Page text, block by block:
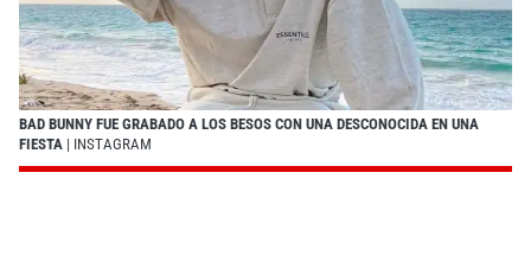
BAD BUNNY FUE GRABADO A LOS BESOS CON UNA DESCONOCIDA EN UNA
FIESTA | INSTAGRAM